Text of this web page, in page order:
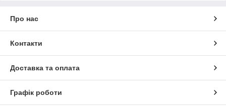
способом, що підходить саме платнику;
цілісності та безпеці, тому упаковуємо його дуже добре;
Про нас
Контакти
Доставка та оплата
Графік роботи